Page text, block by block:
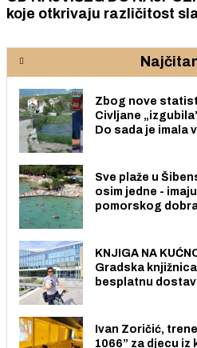
koje otkrivaju različitost
Zbog nove
Civljane
Do sada je imala
Sve plaže u
osim jedne -
pomorskog
KNJIGA NA
Gradska
besplatnu
Ivan Zoričić,
1066” za djecu